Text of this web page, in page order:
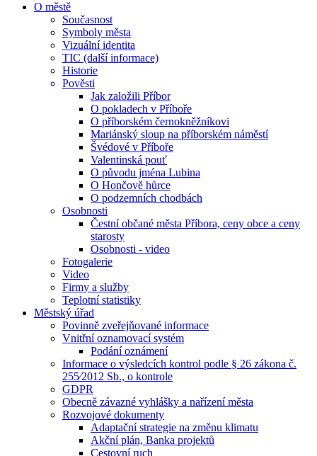
O městě
Současnost
Symboly města
Vizuální identita
TIC (další informace)
Historie
Pověsti
Jak založili Příbor
O pokladech v Příboře
O příborském černokněžníkovi
Mariánský sloup na příborském náměstí
Švédové v Příboře
Valentinská pouť
O původu jména Lubina
O Hončově hůrce
O podzemních chodbách
Osobnosti
Čestní občané města Příbora, ceny obce a ceny
starosty
Osobnosti - video
Fotogalerie
Video
Firmy a služby
Teplotní statistiky
Městský úřad
Povinně zveřejňované informace
Vnitřní oznamovací systém
Podání oznámení
Informace o výsledcích kontrol podle § 26 zákona č.
255⁄2012 Sb., o kontrole
GDPR
Obecně závazné vyhlášky a nařízení města
Rozvojové dokumenty
Adaptační strategie na změnu klimatu
Akční plán, Banka projektů
Cestovní ruch